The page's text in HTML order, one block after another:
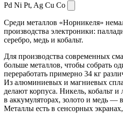
Pd Ni Pt, Ag Cu Co
Среди металлов «Норникеля»
производства электроники:
серебро, медь и кобальт.
Для производства современных
больше металлов, чтобы собрать
переработать примерно 34 кг
Из алюминиевых и магниевых
делают корпуса. Никель, кобальт
в аккумуляторах, золото и медь —
Металлы есть в сенсорных